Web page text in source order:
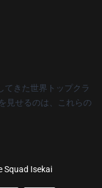
てきた世界トップクラ
見せるのは、これらの
Squad Isekai